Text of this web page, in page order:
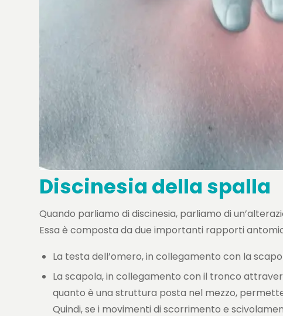
Discinesia della spalla
Quando parliamo di discinesia, parliamo di
Essa è composta da due importanti rapporti
La testa dell’omero, in collegamento con la
La scapola, in collegamento con il tronco
quanto è una struttura posta nel mezzo,
Quindi, se i movimenti di scorrimento e